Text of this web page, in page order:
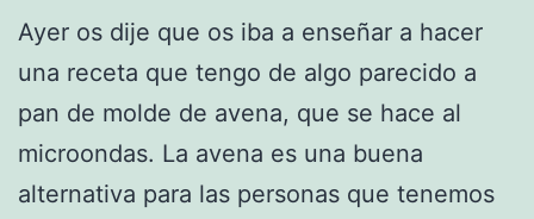
Ayer os dije que os iba a enseñar a hacer
una receta que tengo de algo parecido a
pan de molde de avena, que se hace al
microondas. La avena es una buena
alternativa para las personas que tenemos